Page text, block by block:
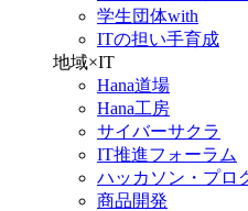
学生団体with
ITの担い手育成
地域×IT
Hana道場
Hana工房
サイバーサクラ
IT推進フォーラム
ハッカソン・プロ
商品開発